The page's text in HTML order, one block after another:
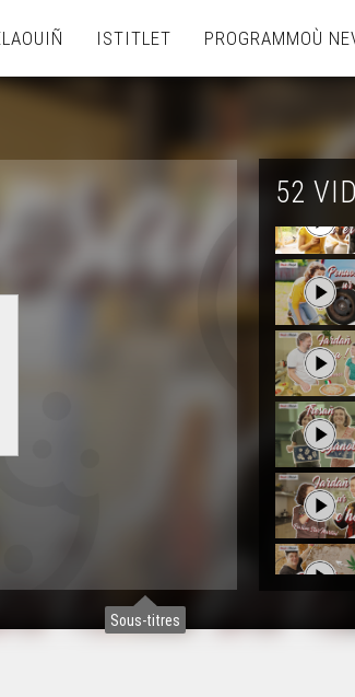
ISTITLET PROGRAMMOÙ
Sous-titres
52